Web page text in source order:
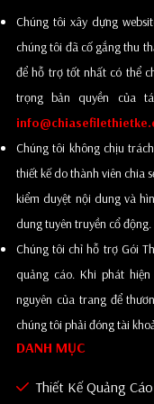
Chúng tôi xây dựng
chúng tôi đã cố gắng thu
để hỗ trợ tốt nhất có thể
trọng bản quyền của
Chúng tôi không chịu
thiết kế do thành viên chia
kiểm duyệt nội dung và
dung tuyên truyền cổ động.
Chúng tôi chỉ hỗ trợ Gói
quảng cáo. Khi phát
nguyên của trang để
chúng tôi phải đóng tài
DANH MỤC
Thiết Kế Quảng Cáo